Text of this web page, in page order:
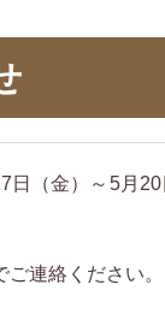
日（金）～5月
ご連絡ください。